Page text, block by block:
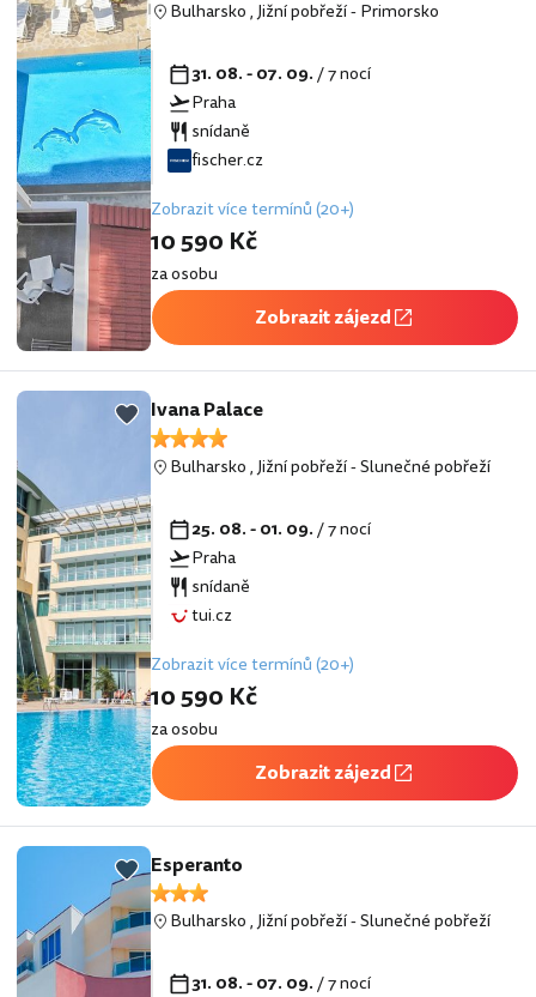
Bulharsko,Jižní pobřeží-Primorsko
31. 08. - 07. 09./ 7 nocí
Praha
snídaně
fischer.cz
Zobrazit více termínů (20+)
10 590 Kč
za osobu
Zobrazit zájezd
Ivana Palace
Bulharsko,Jižní pobřeží-Slunečné pobřeží
25. 08. - 01. 09./ 7 nocí
Praha
snídaně
tui.cz
Zobrazit více termínů (20+)
10 590 Kč
za osobu
Zobrazit zájezd
Esperanto
Bulharsko,Jižní pobřeží-Slunečné pobřeží
31. 08. - 07. 09./ 7 nocí